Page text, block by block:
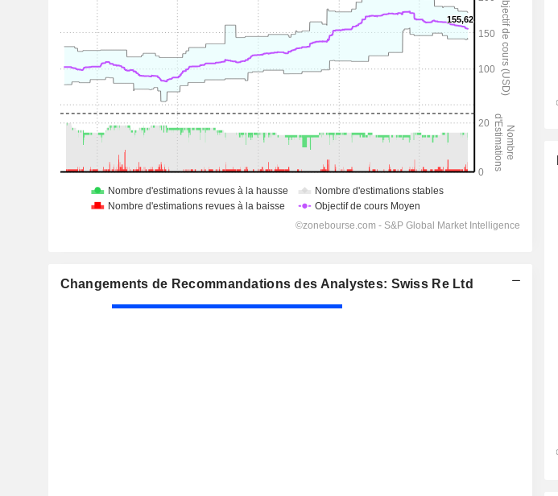
Changements de Recommandations des Analystes: Swiss Re Ltd